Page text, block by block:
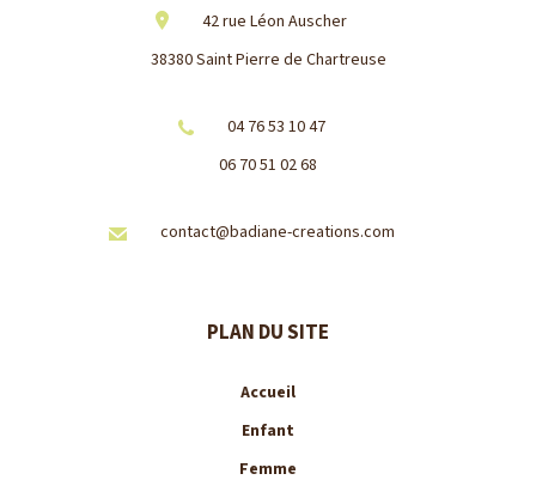
42 rue Léon Auscher
38380 Saint Pierre de Chartreuse
04 76 53 10 47
06 70 51 02 68
contact@badiane-creations.com
PLAN DU SITE
Accueil
Enfant
Femme